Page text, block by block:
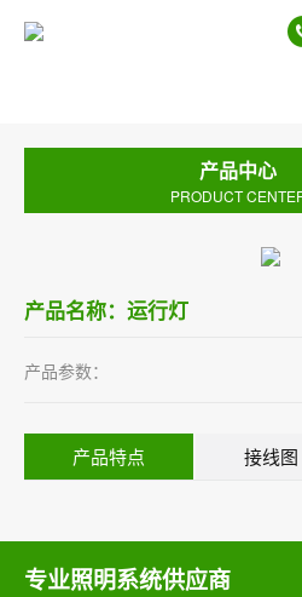
产品中心
PRODUCT
产品名称：运行灯
产品参数：
产品特点 接线图
专业照明系统供应商